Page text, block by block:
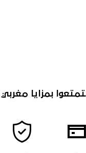
بمزايا مغربي